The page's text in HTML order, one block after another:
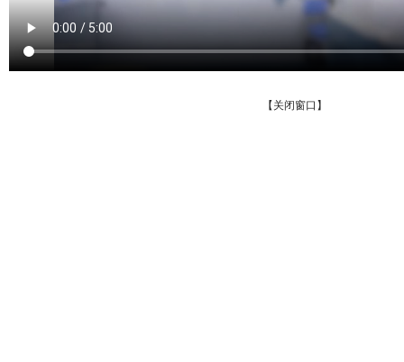
【关闭窗口】